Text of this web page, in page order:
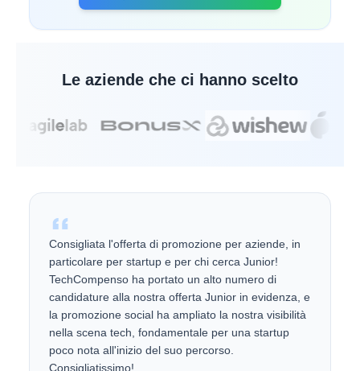
Le aziende che ci hanno scelto
Consigliata l'offerta di promozione per aziende, in
particolare per startup e per chi cerca Junior!
TechCompenso ha portato un alto numero di
candidature alla nostra offerta Junior in evidenza, e
la promozione social ha ampliato la nostra visibilità
nella scena tech, fondamentale per una startup
poco nota all'inizio del suo percorso.
Consigliatissimo!